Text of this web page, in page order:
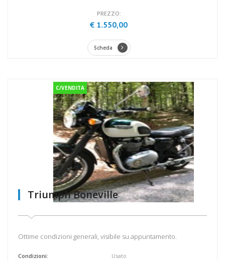
PREZZO:
€ 1.550,00
Scheda
C/VENDITA
Triumph Boneville
Ottime condizioni generali, visibile su appuntamento.
Condizioni:
Usato